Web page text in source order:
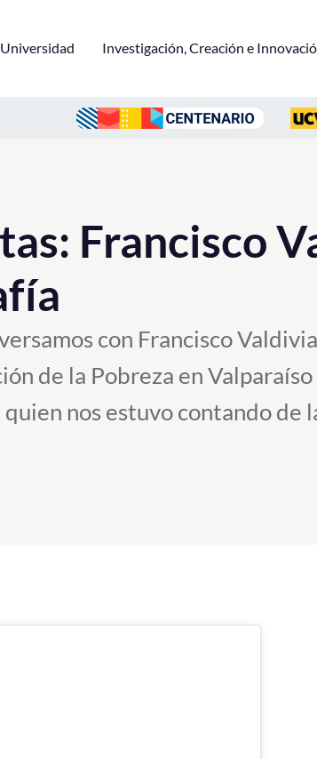
Investigación, Creación e
Francisco
con Francisco
de la Pobreza en
nos estuvo contando de